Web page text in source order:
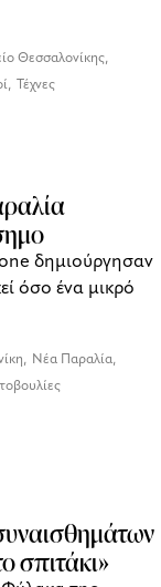
Θεσσαλονίκης
Τέχνες
δημιούργησαν
όσο ένα μικρό
Νέα Παραλία
σπιτάκι»